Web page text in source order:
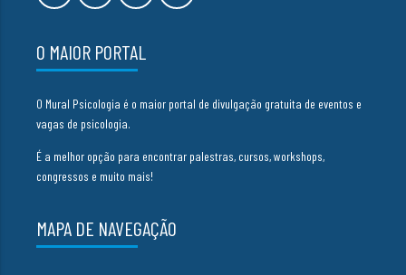
O MAIOR PORTAL
O Mural Psicologia é o maior portal de divulgação gratuita de eventos e
vagas de psicologia.
É a melhor opção para encontrar palestras, cursos, workshops,
congressos e muito mais!
MAPA DE NAVEGAÇÃO